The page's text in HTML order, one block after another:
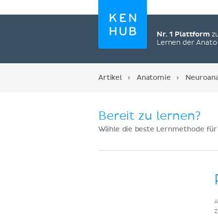
Nr. 1 Plattform
Lernen der
Artikel Anatomie
Bereit zu lernen?
Wähle die beste Lernmethode für